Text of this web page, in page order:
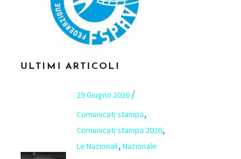
ULTIMI ARTICOLI
29 Giugno 2026
Comunicati stampa,
Comunicati stampa 2026,
Le Nazionali, Nazionale